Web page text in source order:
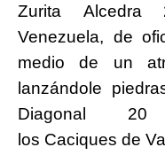
Zurita Alcedra
Venezuela, de
medio de un
lanzándole
Diagonal
los Caciques de